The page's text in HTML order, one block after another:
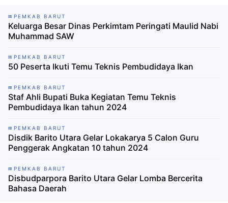
PEMKAB BARUT
Keluarga Besar Dinas Perkimtam Peringati Maulid Nabi
Muhammad SAW
PEMKAB BARUT
50 Peserta Ikuti Temu Teknis Pembudidaya Ikan
PEMKAB BARUT
Staf Ahli Bupati Buka Kegiatan Temu Teknis
Pembudidaya Ikan tahun 2024
PEMKAB BARUT
Disdik Barito Utara Gelar Lokakarya 5 Calon Guru
Penggerak Angkatan 10 tahun 2024
PEMKAB BARUT
Disbudparpora Barito Utara Gelar Lomba Bercerita
Bahasa Daerah